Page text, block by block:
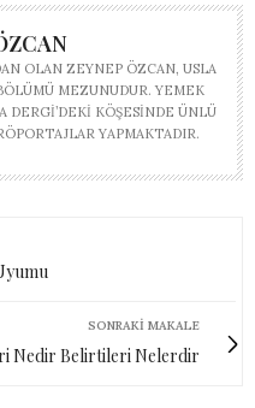
OLAN ZEYNEP ÖZCAN, USLA
MEZUNUDUR. YEMEK
DERGI’DEKI KÖŞESINDE ÜNLÜ
YAPMAKTADIR.
SONRAKI MAKALE
Nedir Belirtileri Nelerdir